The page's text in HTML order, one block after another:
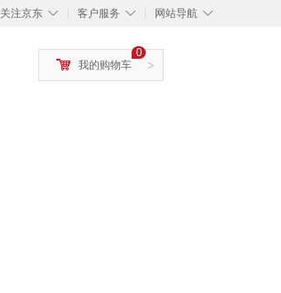
◇
关注京东 ◇
客户服务 ◇
网站导航
>
0
我的购物车